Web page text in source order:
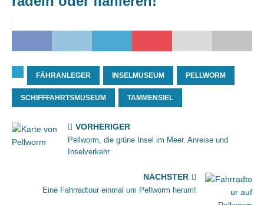
FÄHRANLEGER INSELMUSEUM PELLWORM
SCHIFFFAHRTSMUSEUM TAMMENSIEL
VORHERIGER
Pellworm, die grüne Insel im Meer. Anreise und
Inselverkehr
NÄCHSTER
Eine Fahrradtour einmal um Pellworm herum!